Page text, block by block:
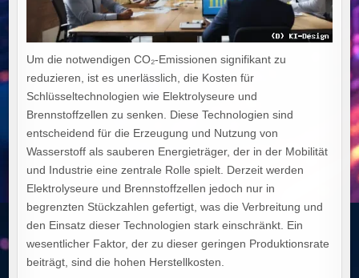
Um die notwendigen CO₂-Emissionen signifikant zu
reduzieren, ist es unerlässlich, die Kosten für
Schlüsseltechnologien wie Elektrolyseure und
Brennstoffzellen zu senken. Diese Technologien sind
entscheidend für die Erzeugung und Nutzung von
Wasserstoff als sauberen Energieträger, der in der Mobilität
und Industrie eine zentrale Rolle spielt. Derzeit werden
Elektrolyseure und Brennstoffzellen jedoch nur in
begrenzten Stückzahlen gefertigt, was die Verbreitung und
den Einsatz dieser Technologien stark einschränkt. Ein
wesentlicher Faktor, der zu dieser geringen Produktionsrate
beiträgt, sind die hohen Herstellkosten.